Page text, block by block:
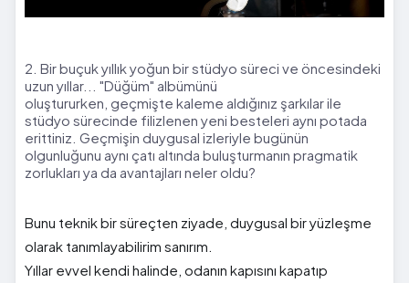
2. Bir buçuk yıllık yoğun bir stüdyo süreci ve öncesindeki
uzun yıllar... "Düğüm" albümünü
oluştururken, geçmişte kaleme aldığınız şarkılar ile
stüdyo sürecinde filizlenen yeni besteleri aynı potada
erittiniz. Geçmişin duygusal izleriyle bugünün
olgunluğunu aynı çatı altında buluşturmanın pragmatik
zorlukları ya da avantajları neler oldu?
Bunu teknik bir süreçten ziyade, duygusal bir yüzleşme
olarak tanımlayabilirim sanırım.
Yıllar evvel kendi halinde, odanın kapısını kapatıp